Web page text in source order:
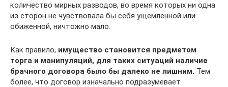
количество мирных разводов, во время которых ни одна
из сторон не чувствовала бы себя ущемленной или
обиженной, ничтожно мало.
Как правило, имущество становится предметом
торга и манипуляций, для таких ситуаций наличие
брачного договора было бы далеко не лишним. Тем
более, что договор изначально подразумевает